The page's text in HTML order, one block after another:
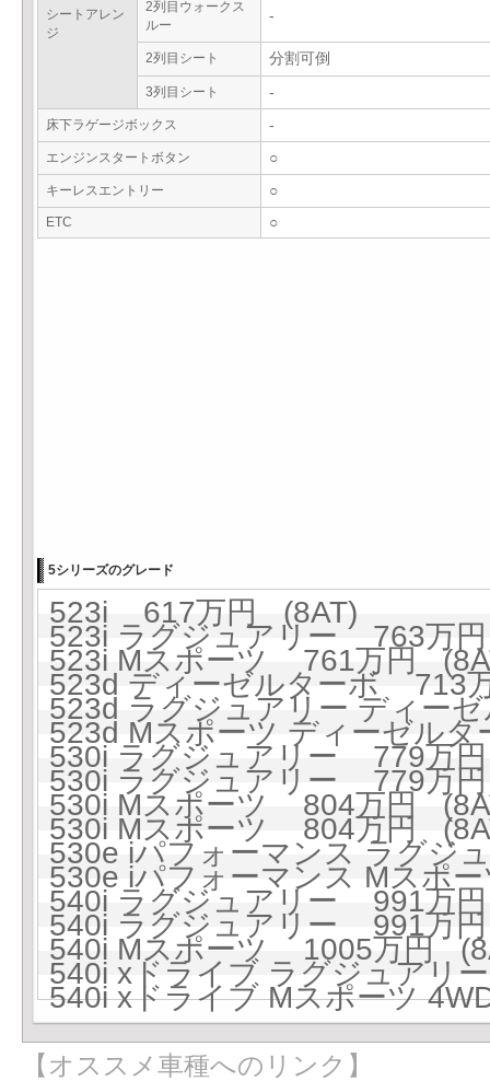
シートアレン
ジ
2列目ウォークス
ルー
-
2列目シート 分割可倒
3列目シート -
床下ラゲージボックス -
エンジンスタートボタン ○
キーレスエントリー ○
ETC ○
5シリーズのグレード
523i 617万円 (8AT)
523i ラグジュアリー 763万
523i Mスポーツ 761万円
523d ディーゼルターボ 713
523d ラグジュアリー ディー
523d Mスポーツ ディーゼル
530i ラグジュアリー 779万
530i ラグジュアリー 779万
530i Mスポーツ 804万円
530i Mスポーツ 804万円
530e iパフォーマンス ラグ
530e iパフォーマンス Mスポ
540i ラグジュアリー 991万
540i ラグジュアリー 991万
540i Mスポーツ 1005万円
540i xドライブ ラグジュア
540i xドライブ Mスポーツ
【オススメ車種へのリンク】